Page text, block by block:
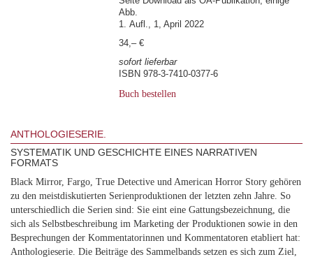
Abb.
1. Aufl., 1, April 2022
34,– €
sofort lieferbar
ISBN 978-3-7410-0377-6
Buch bestellen
ANTHOLOGIESERIE.
SYSTEMATIK UND GESCHICHTE EINES NARRATIVEN
FORMATS
Black Mirror, Fargo, True Detective und American Horror Story gehören
zu den meistdiskutierten Serienproduktionen der letzten zehn Jahre. So
unterschiedlich die Serien sind: Sie eint eine Gattungsbezeichnung, die
sich als Selbstbeschreibung im Marketing der Produktionen sowie in den
Besprechungen der Kommentatorinnen und Kommentatoren etabliert hat:
Anthologieserie. Die Beiträge des Sammelbands setzen es sich zum Ziel,